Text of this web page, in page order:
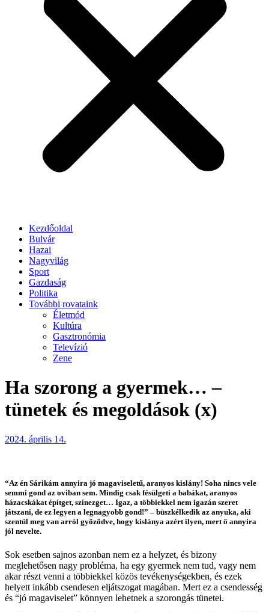
Kezdőoldal
Bulvár
Hazai
Nagyvilág
Sport
Gazdaság
Politika
További rovataink
Életmód
Kultúra
Gasztronómia
Televízió
Zene
Ha szorong a gyermek… –
tünetek és megoldások (x)
2024. április 14.
“Az én Sárikám annyira jó magaviseletű, aranyos kislány! Soha nincs vele
semmi gond az oviban sem. Mindig csak fésülgeti a babákat, aranyos
házacskákat építget, színezget… Igaz, a többiekkel nem igazán szeret
játszani, de ez legyen a legnagyobb gond!” – büszkélkedik az anyuka, aki
szentül meg van arról győződve, hogy kislánya azért ilyen, mert ő annyira
jól nevelte.
Sok esetben sajnos azonban nem ez a helyzet, és bizony
meglehetősen nagy probléma, ha egy gyermek nem tud, vagy nem
akar részt venni a többiekkel közös tevékenységekben, és ezek
helyett inkább csendesen eljátszogat magában. Mert ez a csendesség
és “jó magaviselet” könnyen lehetnek a szorongás tünetei.